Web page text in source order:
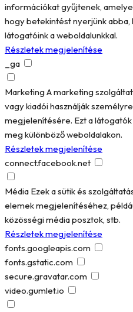
információkat gyűjtenek,
hogy betekintést nyerjünk
látogatóink a weboldalunkkal.
Részletek megjelenítése
_ga
Marketing A marketing
vagy kiadói használják
megjelenítésére. Ezt a
meg különböző weboldalakon.
Részletek megjelenítése
connect.facebook.net
Média Ezek a sütik és
elemek megjelenítéséhez,
közösségi média posztok, stb.
Részletek megjelenítése
fonts.googleapis.com
fonts.gstatic.com
secure.gravatar.com
video.gumlet.io